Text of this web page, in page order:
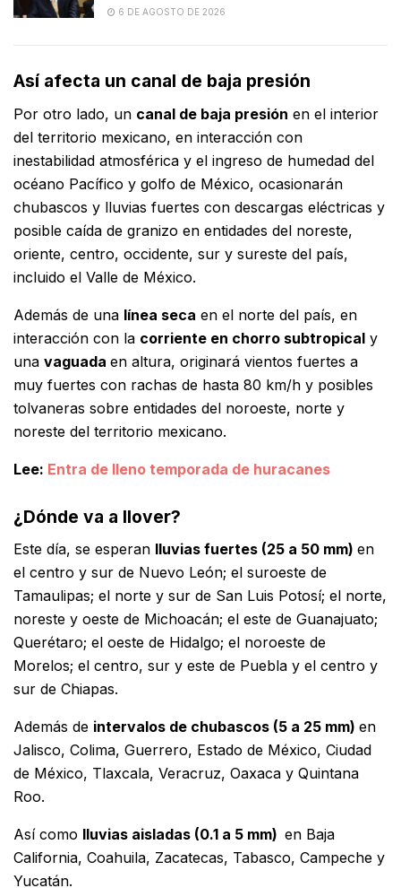
6 DE AGOSTO DE 2026
Así afecta un canal de baja presión
Por otro lado, un canal de baja presión en el interior
del territorio mexicano, en interacción con
inestabilidad atmosférica y el ingreso de humedad del
océano Pacífico y golfo de México, ocasionarán
chubascos y lluvias fuertes con descargas eléctricas y
posible caída de granizo en entidades del noreste,
oriente, centro, occidente, sur y sureste del país,
incluido el Valle de México.
Además de una línea seca en el norte del país, en
interacción con la corriente en chorro subtropical y
una vaguada en altura, originará vientos fuertes a
muy fuertes con rachas de hasta 80 km/h y posibles
tolvaneras sobre entidades del noroeste, norte y
noreste del territorio mexicano.
Lee: Entra de lleno temporada de huracanes
¿Dónde va a llover?
Este día, se esperan lluvias fuertes (25 a 50 mm) en
el centro y sur de Nuevo León; el suroeste de
Tamaulipas; el norte y sur de San Luis Potosí; el norte,
noreste y oeste de Michoacán; el este de Guanajuato;
Querétaro; el oeste de Hidalgo; el noroeste de
Morelos; el centro, sur y este de Puebla y el centro y
sur de Chiapas.
Además de intervalos de chubascos (5 a 25 mm) en
Jalisco, Colima, Guerrero, Estado de México, Ciudad
de México, Tlaxcala, Veracruz, Oaxaca y Quintana
Roo.
Así como lluvias aisladas (0.1 a 5 mm) en Baja
California, Coahuila, Zacatecas, Tabasco, Campeche y
Yucatán.